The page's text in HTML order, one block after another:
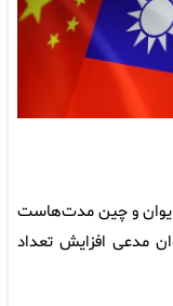
و چین مدت‌هاست
مدعی افزایش تعداد